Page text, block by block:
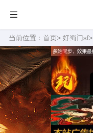
当前位置： 首页> 好蜀门sf>